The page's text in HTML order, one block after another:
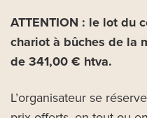
ATTENTION : le lot du
chariot à bûches de la
de 341,00 € htva.
L’organisateur se